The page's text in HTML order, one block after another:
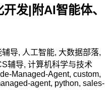
发|附AI智能体、
辅导, 人工智能, 大数据部落,
辅导, 计算机科学与技术
Managed-Agent, custom,
agent, python, sales-